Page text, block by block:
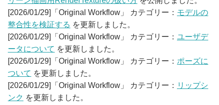
[2026/01/29]「Original Workflow」 カテゴリー： モデルの
整合性を検証する を更新しました。
[2026/01/29]「Original Workflow」 カテゴリー： ユーザデ
ータについて を更新しました。
[2026/01/29]「Original Workflow」 カテゴリー： ポーズに
ついて を更新しました。
[2026/01/29]「Original Workflow」 カテゴリー： リップシ
ンク を更新しました。